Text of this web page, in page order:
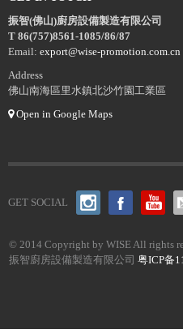
振智(佛山)廚房設備製造有限公司
T 86(757)8561-1085/86/87
Email: export@wise-promotion.com.cn
Address
佛山南海區里水鎮北沙竹園工業區
Open in Google Maps
GET SOCIAL
© 2014 Copyright by WISE All rights
振智廚房設備製造有限公司 粤ICP备